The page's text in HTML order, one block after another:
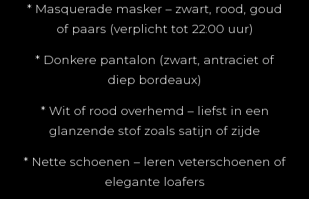
* Masquerade masker – zwart, rood, goud
of paars (verplicht tot 22:00 uur)
* Donkere pantalon (zwart, antraciet of
diep bordeaux)
* Wit of rood overhemd – liefst in een
glanzende stof zoals satijn of zijde
* Nette schoenen – leren veterschoenen of
elegante loafers